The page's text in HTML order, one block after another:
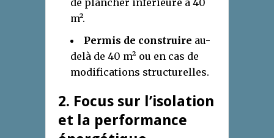
m².
Permis de construire au-
delà de 40 m² ou en cas de
modifications structurelles.
2. Focus sur l’isolation
et la performance